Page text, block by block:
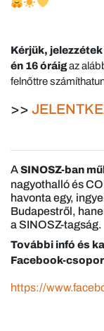
Kérjük,
én 16 óráigaz
felnőttre
>>
ASINOSZ-ban
nagyothalló és
havonta egy,
Budapestről,
a SINOSZ-tagság.
További infó és
Facebook-
https://